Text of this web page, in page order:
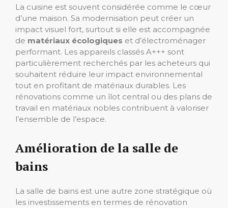
La cuisine est souvent considérée comme le cœur
d’une maison. Sa modernisation peut créer un
impact visuel fort, surtout si elle est accompagnée
de matériaux écologiques et d’électroménager
performant. Les appareils classés A+++ sont
particulièrement recherchés par les acheteurs qui
souhaitent réduire leur impact environnemental
tout en profitant de matériaux durables. Les
rénovations comme un îlot central ou des plans de
travail en matériaux nobles contribuent à valoriser
l’ensemble de l’espace.
Amélioration de la salle de
bains
La salle de bains est une autre zone stratégique où
les investissements en termes de rénovation